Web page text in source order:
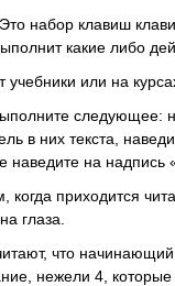
набор клавиш
какие либо
учебники или на
следующее:
в них текста,
на надпись
приходится
глаза.
что
нежели 4,